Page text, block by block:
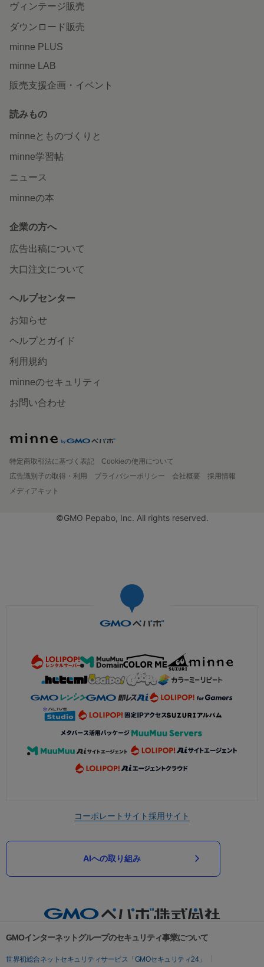
ヴィンテージ販売
ダウンロード販売
minne PLUS
minne LAB
販売支援企画・イベント
読みもの
minneとものづくりと
minne学習帖
ニュース
minneの本
企業の方へ
広告出稿について
大口注文について
ヘルプセンター
お知らせ
ヘルプとガイド
利用規約
minneのセキュリティ
お問い合わせ
特定商取引法に基づく表記
Cookieの使用について
広告識別子の取得・利用
プライバシーポリシー 会社概要
採用情報
メディアキット
©GMO Pepabo, Inc. All rights reserved.
コーポレートサイト採用サイト
AIへの取り組み
GMOインターネットグループのセキュリティ事業について
世界初総合ネットセキュリティサービス「GMOセキュリティ24」